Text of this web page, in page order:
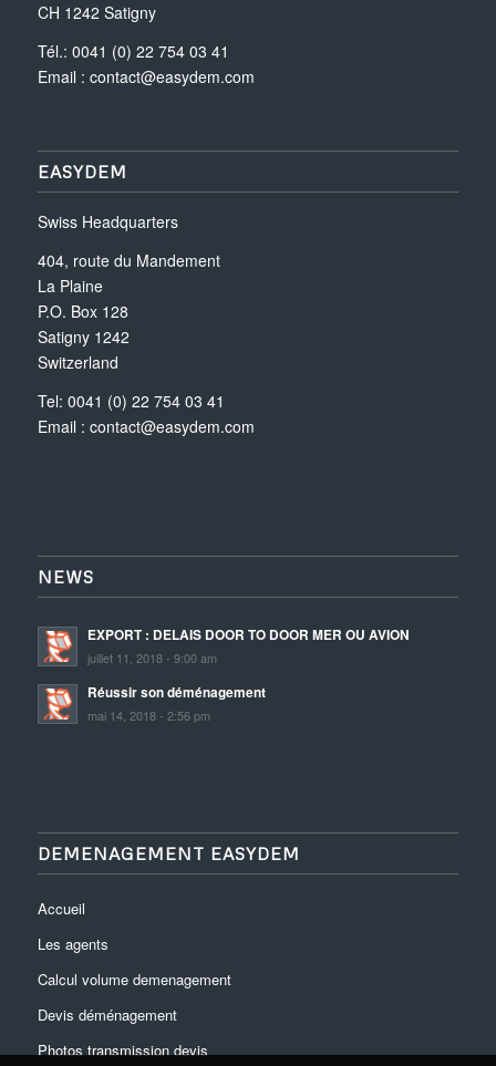
CH 1242 Satigny
Tél.: 0041 (0) 22 754 03 41
Email : contact@easydem.com
EASYDEM
Swiss Headquarters
404, route du Mandement
La Plaine
P.O. Box 128
Satigny 1242
Switzerland
Tel: 0041 (0) 22 754 03 41
Email : contact@easydem.com
NEWS
EXPORT : DELAIS DOOR TO DOOR MER OU AVION
juillet 11, 2018 - 9:00 am
Réussir son déménagement
mai 14, 2018 - 2:56 pm
DEMENAGEMENT EASYDEM
Accueil
Les agents
Calcul volume demenagement
Devis déménagement
Photos transmission devis